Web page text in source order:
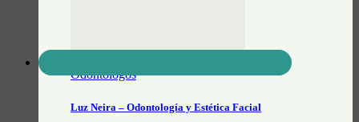
Odontólogos
Luz Neira – Odontología y Estética Facial